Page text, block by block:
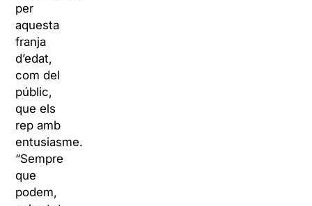
per
aquesta
franja
d’edat,
com del
públic,
que els
rep amb
entusiasme.
“Sempre
que
podem,